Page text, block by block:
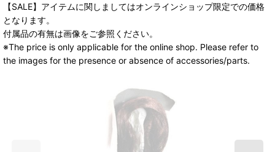
【SALE】アイテムに関しましてはオンラインショップ限定での価格
となります。
付属品の有無は画像をご参照ください。
※The price is only applicable for the online shop. Please refer to
the images for the presence or absence of accessories/parts.